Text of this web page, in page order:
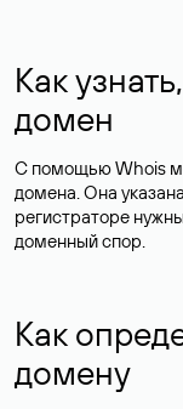
Как
домен
С помощью Whois
домена. Она
регистраторе
доменный спор.
Как
домену